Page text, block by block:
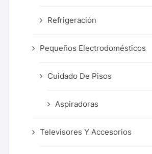
Refrigeración
Pequeños Electrodomésticos
Cuidado De Pisos
Aspiradoras
Televisores Y Accesorios